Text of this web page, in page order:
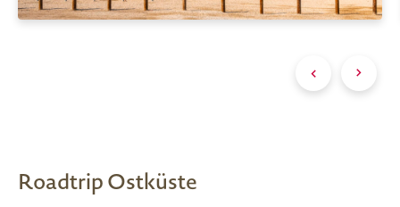
Roadtrip Ostküste